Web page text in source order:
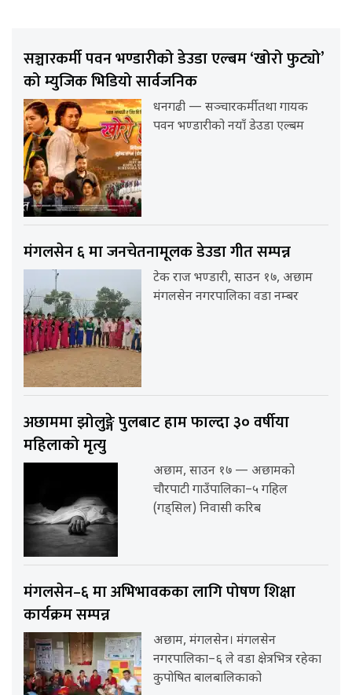
सञ्चारकर्मी पवन भण्डारीको डेउडा एल्बम ‘खोरो फुट्यो’
को म्युजिक भिडियो सार्वजनिक
धनगढी — सञ्चारकर्मी तथा गायक
पवन भण्डारीको नयाँ डेउडा एल्बम
मंगलसेन ६ मा जनचेतनामूलक डेउडा गीत सम्पन्न
टेक राज भण्डारी, साउन १७, अछाम
मंगलसेन नगरपालिका वडा नम्बर
अछाममा झोलुङ्गे पुलबाट हाम फाल्दा ३० वर्षीया
महिलाको मृत्यु
अछाम, साउन १७ — अछामको
चौरपाटी गाउँपालिका–५ गहिल
(गड्सिल) निवासी करिब
मंगलसेन–६ मा अभिभावकका लागि पोषण शिक्षा
कार्यक्रम सम्पन्न
अछाम, मंगलसेन। मंगलसेन
नगरपालिका–६ ले वडा क्षेत्रभित्र रहेका
कुपोषित बालबालिकाको